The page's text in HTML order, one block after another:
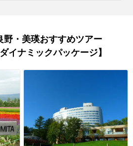
野・美瑛おすすめツアー
イナミックパッケージ】